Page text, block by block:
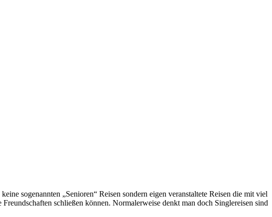
sogenannten „Senioren“ Reisen sondern eigen veranstaltete Reisen die mit viel
schließen können. Normalerweise denkt man doch Singlereisen sind